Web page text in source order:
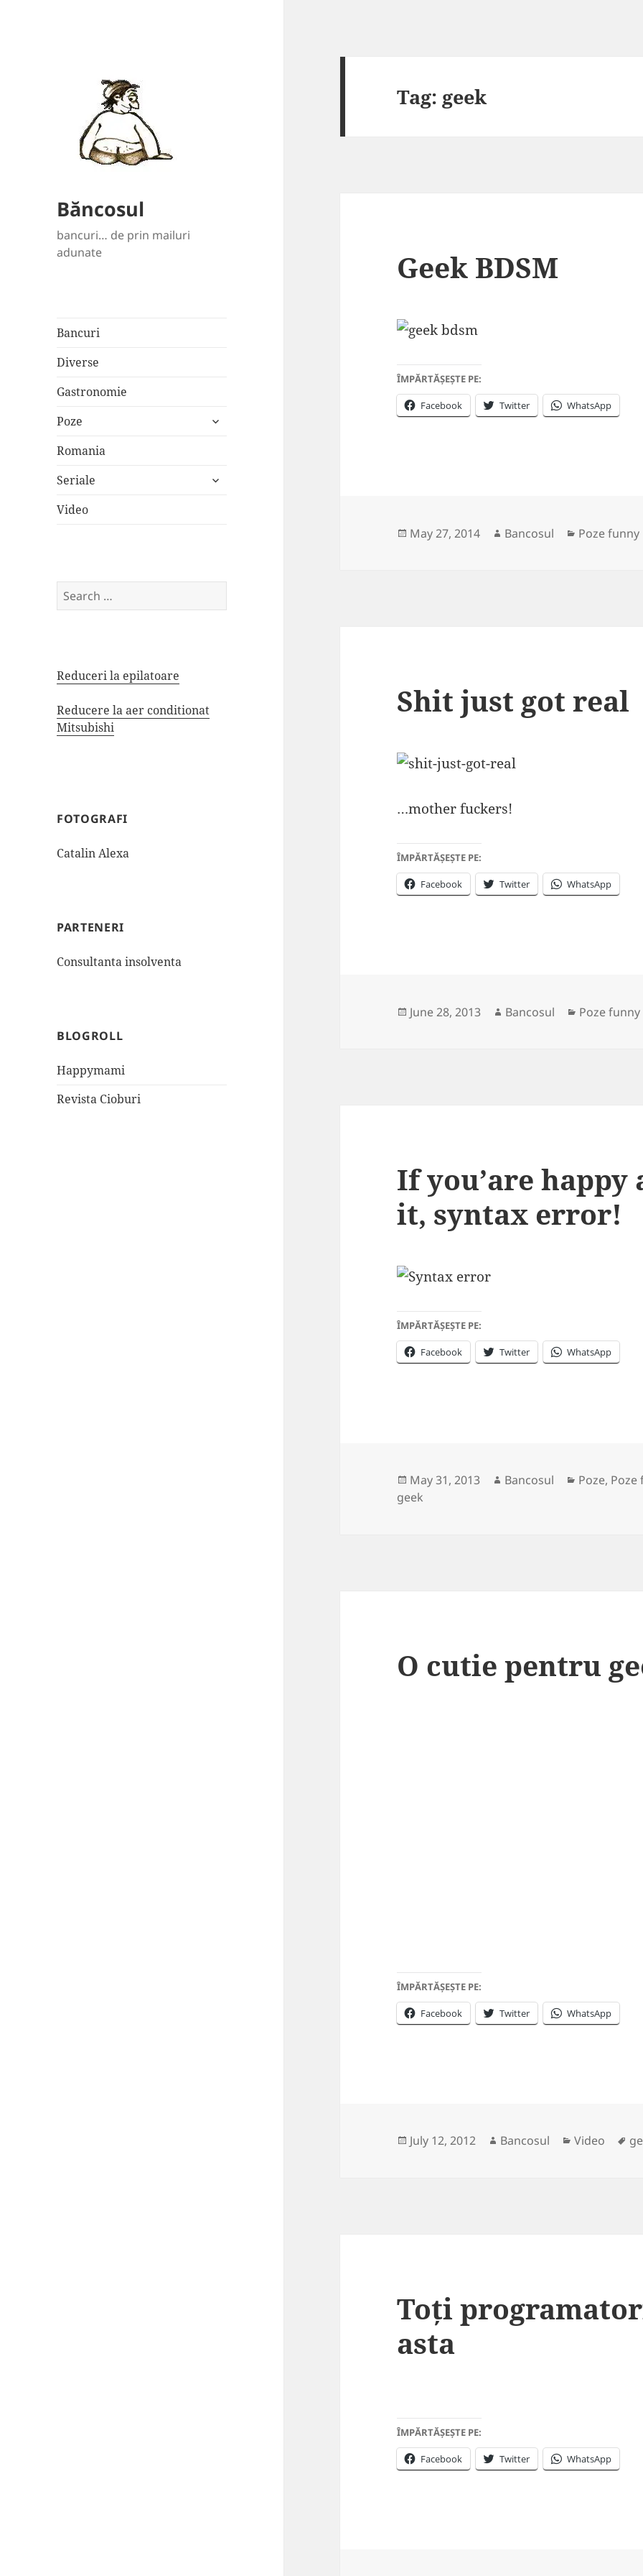
Băncosul
bancuri… de prin mailuri
adunate
Bancuri
Diverse
Gastronomie
Poze
expand
Romania
Seriale
expand
Video
Search
for:
Reduceri la epilatoare
Reducere la aer conditionat
Mitsubishi
FOTOGRAFI
Catalin Alexa
PARTENERI
Consultanta insolventa
BLOGROLL
Happymami
Revista Cioburi
Tag: geek
Geek BDSM
ÎMPĂRTĂȘEȘTE PE:
Facebook Twitter WhatsApp
Posted
May 27, 2014 Author
Bancosul Categories
Poze funny
Shit just got real
…mother fuckers!
ÎMPĂRTĂȘEȘTE PE:
Facebook Twitter WhatsApp
Posted
June 28, 2013 Author
Bancosul Categories
Poze funny
If you’are happy
it, syntax error!
ÎMPĂRTĂȘEȘTE PE:
Facebook Twitter WhatsApp
Posted
on
May 31, 2013 Author
Bancosul Categories
Poze, Poze
geek
O cutie pentru
ÎMPĂRTĂȘEȘTE PE:
Facebook Twitter WhatsApp
Posted
July 12, 2012 Author
Bancosul Categories
Video
Toți
asta
ÎMPĂRTĂȘEȘTE PE:
Facebook Twitter WhatsApp